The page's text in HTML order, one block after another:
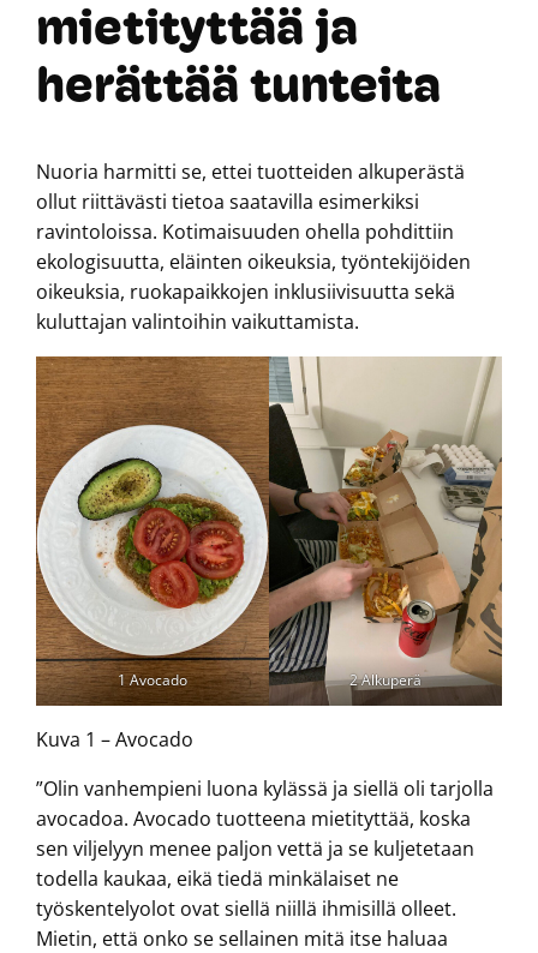
mietityttää ja
herättää tunteita
Nuoria harmitti se, ettei tuotteiden alkuperästä
ollut riittävästi tietoa saatavilla esimerkiksi
ravintoloissa. Kotimaisuuden ohella pohdittiin
ekologisuutta, eläinten oikeuksia, työntekijöiden
oikeuksia, ruokapaikkojen inklusiivisuutta sekä
kuluttajan valintoihin vaikuttamista.
1 Avocado 2 Alkuperä
Kuva 1 – Avocado
”Olin vanhempieni luona kylässä ja siellä oli tarjolla
avocadoa. Avocado tuotteena mietityttää, koska
sen viljelyyn menee paljon vettä ja se kuljetetaan
todella kaukaa, eikä tiedä minkälaiset ne
työskentelyolot ovat siellä niillä ihmisillä olleet.
Mietin, että onko se sellainen mitä itse haluaa